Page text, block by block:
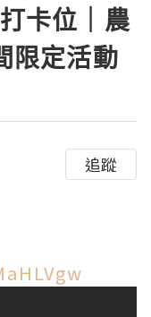
卡位｜農
限定活動
追蹤